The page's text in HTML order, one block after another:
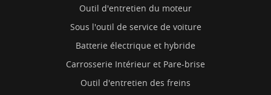
Outil d'entretien du moteur
Sous l'outil de service de voiture
Batterie électrique et hybride
Carrosserie Intérieur et Pare-brise
Outil d'entretien des freins